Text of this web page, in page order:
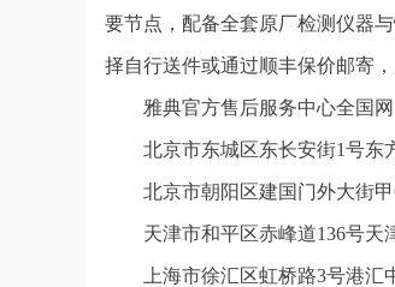
要节点，配备全套原厂检测仪器
择自行送件或通过顺丰保价邮寄
雅典官方售后服务中心全国网
北京市东城区东长安街1号东
北京市朝阳区建国门外大街
天津市和平区赤峰道136号天
上海市徐汇区虹桥路3号港汇